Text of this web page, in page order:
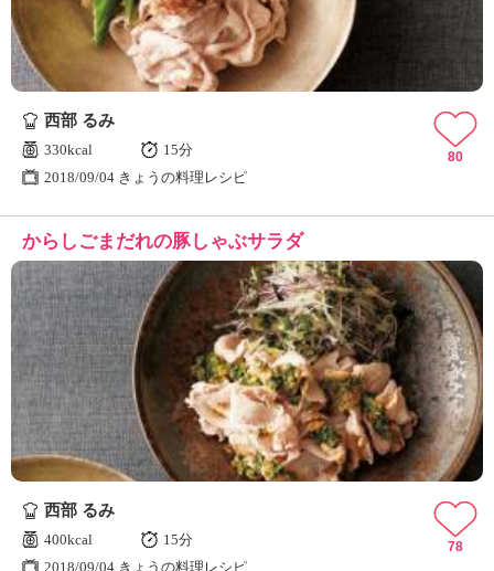
西部 るみ
330kcal
15分
2018/09/04 きょうの料理レシピ
80
からしごまだれの豚しゃぶサラダ
西部 るみ
400kcal
15分
2018/09/04 きょうの料理レシピ
78